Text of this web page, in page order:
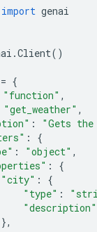
import genai
.Client()
= {
"function" ,
"get_weather" ,
:
"Gets
:
{
: "object" ,
:
{
"city" :
{
"type" :
"description"
},